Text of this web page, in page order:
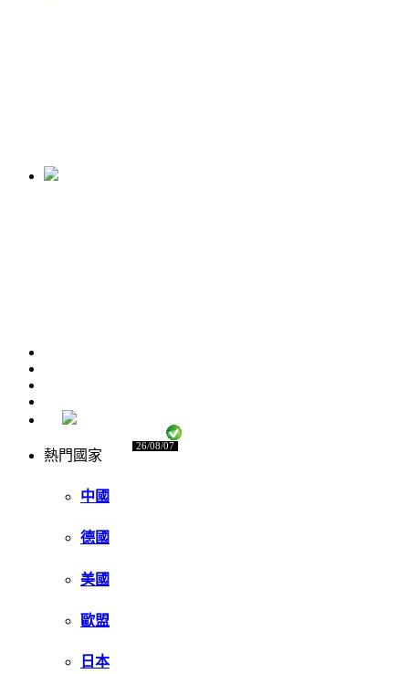
26/08/07
熱門國家
中國
德國
美國
歐盟
日本